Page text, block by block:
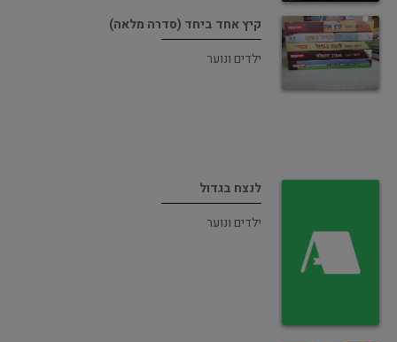
קיץ אחד ביחד (סדרה מלאה)
ילדים ונוער
לנצח בגדול
ילדים ונוער